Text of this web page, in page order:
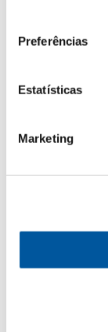
Preferências
Estatísticas
Marketing
A sua